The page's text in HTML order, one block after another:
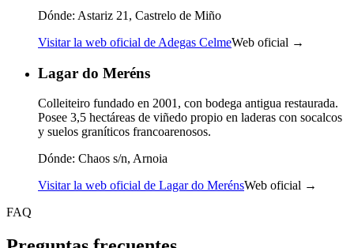
Dónde: Astariz 21, Castrelo de Miño
Visitar la web oficial de Adegas CelmeWeb oficial →
Lagar do Meréns
Colleiteiro fundado en 2001, con bodega antigua restaurada.
Posee 3,5 hectáreas de viñedo propio en laderas con socalcos
y suelos graníticos francoarenosos.
Dónde: Chaos s/n, Arnoia
Visitar la web oficial de Lagar do MerénsWeb oficial →
FAQ